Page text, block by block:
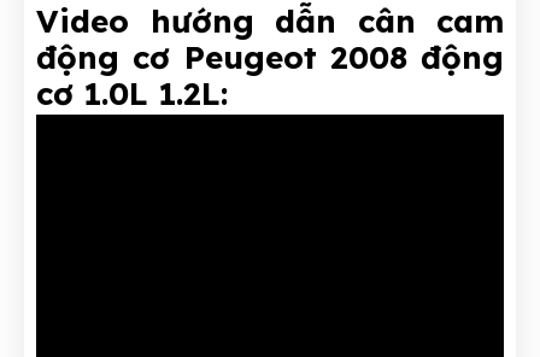
Video hướng dẫn cân cam
động cơ Peugeot 2008 động
cơ 1.0L 1.2L: